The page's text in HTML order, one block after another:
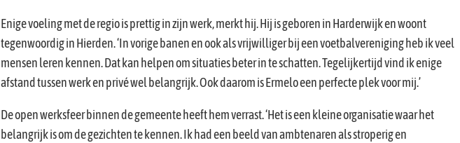
Enige voeling met de regio is prettig in zijn werk, merkt hij. Hij is geboren in Harderwijk en woont
tegenwoordig in Hierden. ‘In vorige banen en ook als vrijwilliger bij een voetbalvereniging heb ik veel
mensen leren kennen. Dat kan helpen om situaties beter in te schatten. Tegelijkertijd vind ik enige
afstand tussen werk en privé wel belangrijk. Ook daarom is Ermelo een perfecte plek voor mij.’
De open werksfeer binnen de gemeente heeft hem verrast. ‘Het is een kleine organisatie waar het
belangrijk is om de gezichten te kennen. Ik had een beeld van ambtenaren als stroperig en